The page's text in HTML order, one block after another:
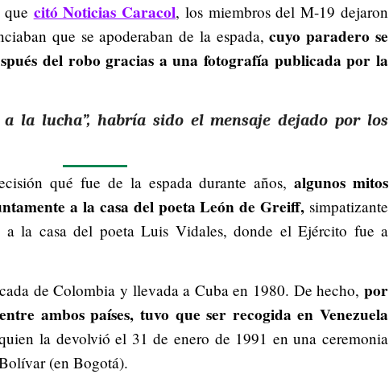
citó Noticias Caracol, los miembros del M-19 dejaron
que se apoderaban de la espada,cuyo paradero se
del robo gracias a una fotografía publicada por la
a la lucha”, habría sido el mensaje dejado por los
qué fue de la espada durante años,algunos mitos
a la casa del poeta León de Greiff, simpatizante
la casa del poeta Luis Vidales, donde el Ejército fue a
de Colombia y llevada a Cuba en 1980. De hecho, por
ambos países, tuvo que ser recogida en Venezuela
la devolvió el 31 de enero de 1991 en una ceremonia
(en Bogotá).